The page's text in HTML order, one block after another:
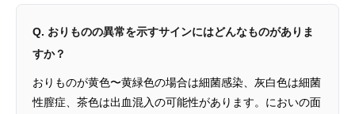
Q. おりものの異常を示すサインにはどんなものがありま
すか？
おりものが黄色〜黄緑色の場合は細菌感染、灰白色は細菌
性膣症、茶色は出血混入の可能性があります。においの面